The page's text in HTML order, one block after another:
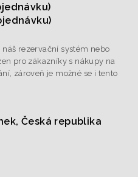
rezervační systém nebo
pro zákazníky s nákupy na
zároveň je možné se i tento
Česká republika